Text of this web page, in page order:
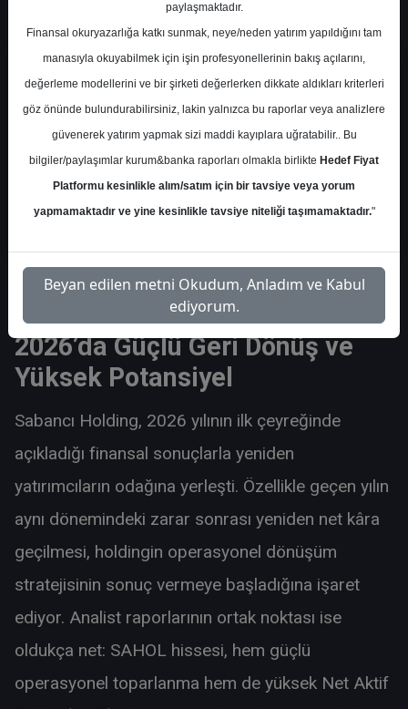
2026’da Güçlü Geri Dönüş ve
Yüksek Potansiyel
Sabancı Holding, 2026 yılının ilk çeyreğinde
açıkladığı finansal sonuçlarla yeniden
yatırımcıların odağına yerleşti. Özellikle geçen yılın
aynı dönemindeki zarar sonrası yeniden net kâra
geçilmesi, holdingin operasyonel dönüşüm
stratejisinin sonuç vermeye başladığına işaret
ediyor. Analist raporlarının ortak noktası ise
oldukça net: SAHOL hissesi, hem güçlü
operasyonel toparlanma hem de yüksek Net Aktif
paylaşmaktadır.
Finansal okuryazarlığa katkı sunmak, neye/neden yatırım yapıldığını tam
manasıyla okuyabilmek için işin profesyonellerinin bakış açılarını,
değerleme modellerini ve bir şirketi değerlerken dikkate aldıkları kriterleri
göz önünde bulundurabilirsiniz, lakin yalnızca bu raporlar veya analizlere
güvenerek yatırım yapmak sizi maddi kayıplara uğratabilir.. Bu
bilgiler/paylaşımlar kurum&banka raporları olmakla birlikte Hedef Fiyat
Platformu kesinlikle alım/satım için bir tavsiye veya yorum
yapmamaktadır ve yine kesinlikle tavsiye niteliği taşımamaktadır."
Beyan edilen metni Okudum, Anladım ve Kabul
ediyorum.